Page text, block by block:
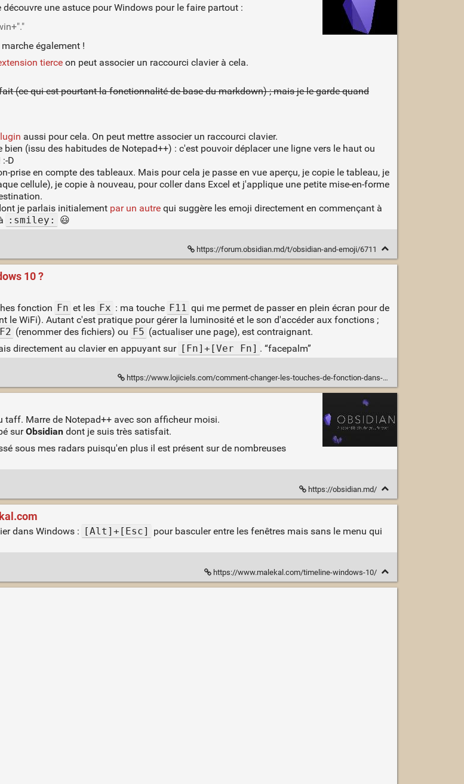
une astuce pour Windows pour le faire partout :
également !
tierceon peut associer un raccourci clavier à cela.
(ce qui est pourtant la fonctionnalité de base du markdown) ; mais je le garde quand
aussi pour cela. On peut mettre associer un raccourci clavier.
(issu des habitudes de Notepad++) : c'est pouvoir déplacer une ligne vers le haut ou
D
prise en compte des tableaux. Mais pour cela je passe en vue aperçu, je copie le tableau, je
cellule), je copie à nouveau, pour coller dans Excel et j'applique une petite mise-en-forme
je parlais initialement par un autrequi suggère les emoji directement en commençant à
:smiley: 😃
https://forum.obsidian.md/t/obsidian-and-emoji/6711
10 ?
fonction Fn et les Fx : ma touche F11 qui me permet de passer en plein écran pour de
WiFi). Autant c'est pratique pour gérer la luminosité et le son d'accéder aux fonctions ;
F2 (renommer des fichiers) ou F5 (actualiser une page), est contraignant.
directement au clavier en appuyant sur [Fn]+[Ver Fn] . “facepalm”
https://www.lojiciels.com/comment-changer-les-touches-de-fonction-dans-windows-10/
taff. Marre de Notepad++ avec son afficheur moisi.
surObsidiandont je suis très satisfait.
sous mes radars puisqu'en plus il est présent sur de nombreuses
https://obsidian.md/
dans Windows : [Alt]+[Esc]
pour basculer entre les fenêtres mais sans le menu qui
https://www.malekal.com/timeline-windows-10/